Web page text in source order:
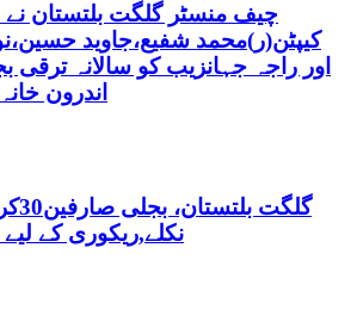
چیف منسٹر گلگت بلتستان نے
کیپٹن(ر)محمد شفیع،جاوید
اور راجہ جہانزیب کو سالانہ ترقی
اندرون
گلگت
نکلے,ریکوری کے لیے